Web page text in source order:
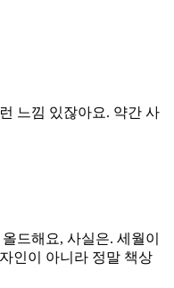
느낌 있잖아요. 약간 사
드해요, 사실은. 세월이
인이 아니라 정말 책상